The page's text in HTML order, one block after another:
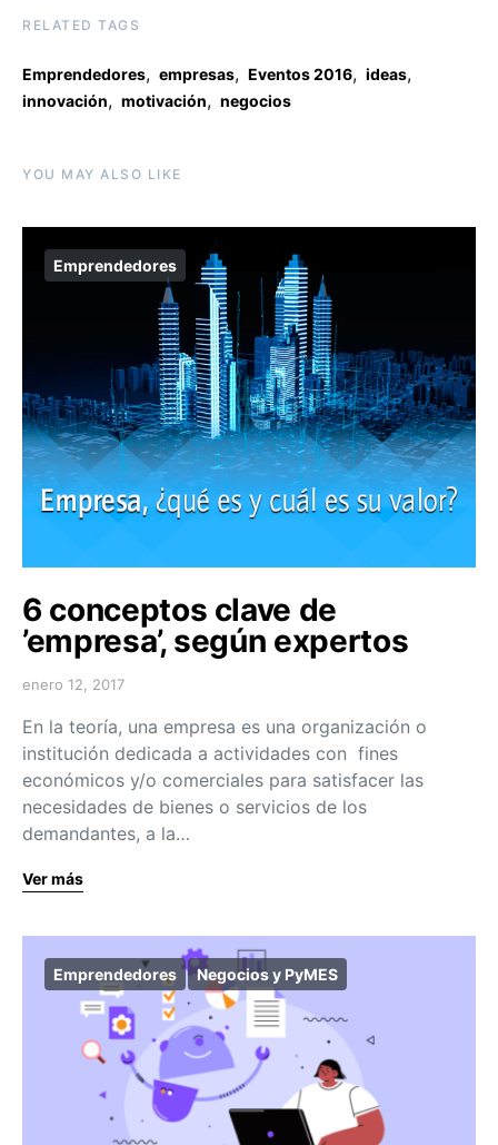
RELATED TAGS
Emprendedores, empresas, Eventos 2016, ideas,
innovación, motivación, negocios
YOU MAY ALSO LIKE
Emprendedores
6 conceptos clave de
’empresa’, según expertos
enero 12, 2017
En la teoría, una empresa es una organización o
institución dedicada a actividades con fines
económicos y/o comerciales para satisfacer las
necesidades de bienes o servicios de los
demandantes, a la…
Ver más
Emprendedores Negocios y PyMES